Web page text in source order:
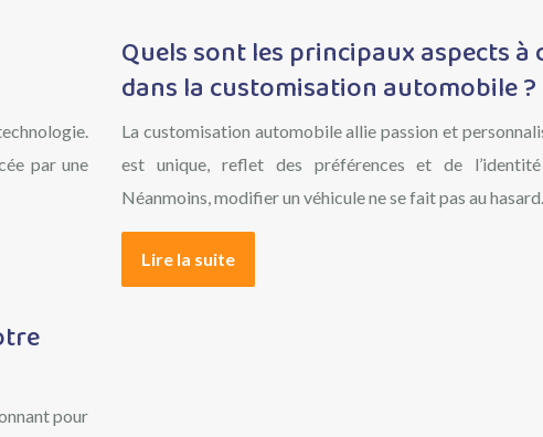
par une
Quels sont les principaux aspects à
dans la customisation automobile ?
La customisation automobile allie passion et
est unique, reflet des préférences et de
Néanmoins, modifier un véhicule ne se fait pas au
Lire la suite
pour